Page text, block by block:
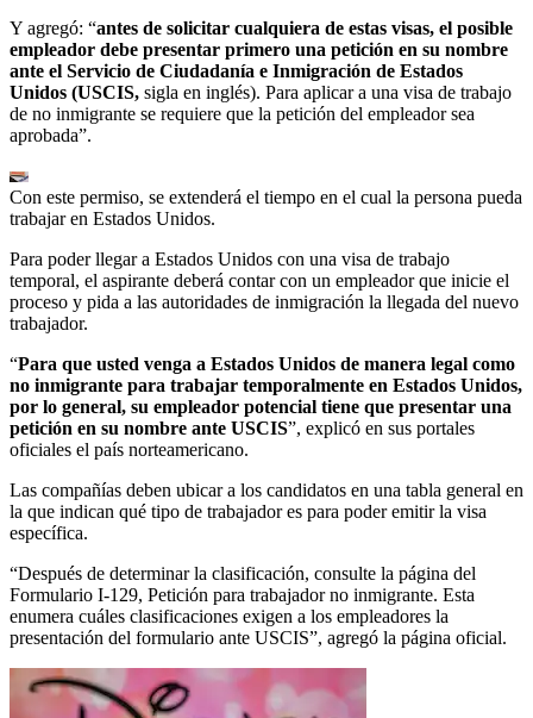
Y agregó: “antes de solicitar cualquiera de estas visas, el posible
empleador debe presentar primero una petición en su nombre
ante el Servicio de Ciudadanía e Inmigración de Estados
Unidos (USCIS, sigla en inglés). Para aplicar a una visa de trabajo
de no inmigrante se requiere que la petición del empleador sea
aprobada”.
Con este permiso, se extenderá el tiempo en el cual la persona pueda
trabajar en Estados Unidos.
Para poder llegar a Estados Unidos con una visa de trabajo
temporal, el aspirante deberá contar con un empleador que inicie el
proceso y pida a las autoridades de inmigración la llegada del nuevo
trabajador.
“Para que usted venga a Estados Unidos de manera legal como
no inmigrante para trabajar temporalmente en Estados Unidos,
por lo general, su empleador potencial tiene que presentar una
petición en su nombre ante USCIS”, explicó en sus portales
oficiales el país norteamericano.
Las compañías deben ubicar a los candidatos en una tabla general en
la que indican qué tipo de trabajador es para poder emitir la visa
específica.
“Después de determinar la clasificación, consulte la página del
Formulario I-129, Petición para trabajador no inmigrante. Esta
enumera cuáles clasificaciones exigen a los empleadores la
presentación del formulario ante USCIS”, agregó la página oficial.